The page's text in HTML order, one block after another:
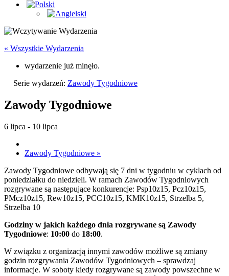
« Wszystkie Wydarzenia
wydarzenie już minęło.
Serie wydarzeń: Zawody Tygodniowe
Zawody Tygodniowe
6 lipca - 10 lipca
Zawody Tygodniowe »
Zawody Tygodniowe odbywają się 7 dni w tygodniu w cyklach od
poniedziałku do niedzieli. W ramach Zawodów Tygodniowych
rozgrywane są następujące konkurencje: Psp10z15, Pcz10z15,
PMcz10z15, Rew10z15, PCC10z15, KMK10z15, Strzelba 5,
Strzelba 10
Godziny w jakich każdego dnia rozgrywane są Zawody
Tygodniowe: 10:00 do 18:00.
W związku z organizacją innymi zawodów możliwe są zmiany
godzin rozgrywania Zawodów Tygodniowych – sprawdzaj
informacje. W soboty kiedy rozgrywane są zawody powszechne w